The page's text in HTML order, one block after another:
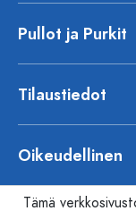
Pullot ja Purkit
Tilaustiedot
Oikeudellinen
Tämä